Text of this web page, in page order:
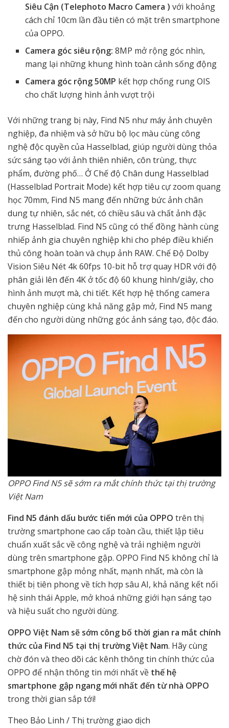
Siêu Cận (Telephoto Macro Camera ) với khoảng
cách chỉ 10cm lần đầu tiên có mặt trên smartphone
của OPPO.
Camera góc siêu rộng: 8MP mở rộng góc nhìn,
mang lại những khung hình toàn cảnh sống động
Camera góc rộng 50MP kết hợp chống rung OIS
cho chất lượng hình ảnh vượt trội
Với những trang bị này, Find N5 như máy ảnh chuyên
nghiệp, đa nhiệm và sở hữu bộ lọc màu cùng công
nghệ độc quyền của Hasselblad, giúp người dùng thỏa
sức sáng tạo với ảnh thiên nhiên, côn trùng, thực
phẩm, đường phố… Ở Chế độ Chân dung Hasselblad
(Hasselblad Portrait Mode) kết hợp tiêu cự zoom quang
học 70mm, Find N5 mang đến những bức ảnh chân
dung tự nhiên, sắc nét, có chiều sâu và chất ảnh đặc
trưng Hasselblad. Find N5 cũng có thể đồng hành cùng
nhiếp ảnh gia chuyên nghiệp khi cho phép điều khiển
thủ công hoàn toàn và chụp ảnh RAW. Chế Độ Dolby
Vision Siêu Nét 4k 60fps 10-bit hỗ trợ quay HDR với độ
phân giải lên đến 4K ở tốc độ 60 khung hình/giây, cho
hình ảnh mượt mà, chi tiết. Kết hợp hệ thống camera
chuyên nghiệp cùng khả năng gập mở, Find N5 mang
đến cho người dùng những góc ảnh sáng tạo, độc đáo.
OPPO Find N5 sẽ sớm ra mắt chính thức tại thị trường
Việt Nam
Find N5 đánh dấu bước tiến mới của OPPO trên thị
trường smartphone cao cấp toàn cầu, thiết lập tiêu
chuẩn xuất sắc về công nghệ và trải nghiệm người
dùng trên smartphone gập. OPPO Find N5 không chỉ là
smartphone gập mỏng nhất, mạnh nhất, mà còn là
thiết bị tiên phong về tích hợp sâu AI, khả năng kết nối
hệ sinh thái Apple, mở khoá những giới hạn sáng tạo
và hiệu suất cho người dùng.
OPPO Việt Nam sẽ sớm công bố thời gian ra mắt chính
thức của Find N5 tại thị trường Việt Nam. Hãy cùng
chờ đón và theo dõi các kênh thông tin chính thức của
OPPO để nhận thông tin mới nhất về thế hệ
smartphone gập ngang mới nhất đến từ nhà OPPO
trong thời gian sắp tới!
Theo Bảo Linh / Thị trường giao dịch